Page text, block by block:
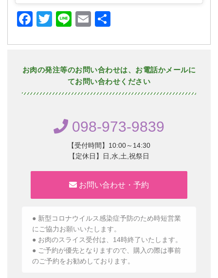
Facebook
Twitter
LineEmail
お肉の発注等のお問い合わせは、お電話かメールに
てお問い合わせください
098-973-9839
【受付時間】10:00～14:30
【定休日】日,水,土,祝祭日
お問い合わせ・予約
● 新型コロナウイルス感染症予防のため時短営業
にご協力お願いいたします。
● お肉のスライス受付は、14時終了いたします。
● ご予約が優先となりますので、購入の際は事前
のご予約をお勧めしております。